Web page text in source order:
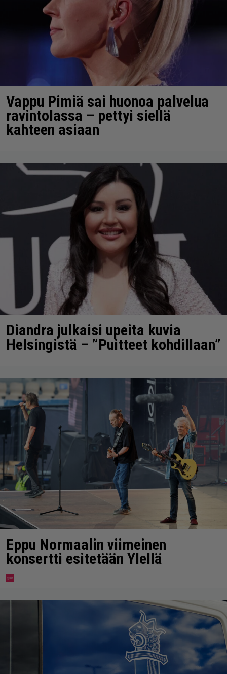
Vappu Pimiä sai huonoa palvelua
ravintolassa – pettyi siellä
kahteen asiaan
Diandra julkaisi upeita kuvia
Helsingistä – ”Puitteet kohdillaan”
Eppu Normaalin viimeinen
konsertti esitetään Ylellä